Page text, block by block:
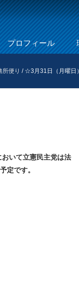
プロフィール
所便り / ☆3月31日（月曜日
いて立憲民主党は法
定です。